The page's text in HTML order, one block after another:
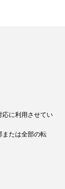
応に利用させてい
または全部の転